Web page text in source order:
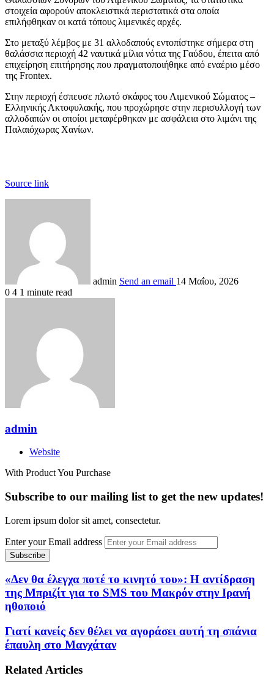
στοιχεία αφορούν αποκλειστικά περιστατικά στα οποία
επιλήφθηκαν οι κατά τόπους λιμενικές αρχές.
Στο μεταξύ λέμβος με 31 αλλοδαπούς εντοπίστηκε σήμερα στη
θαλάσσια περιοχή 42 ναυτικά μίλια νότια της Γαύδου, έπειτα από
επιχείρηση επιτήρησης που πραγματοποιήθηκε από εναέριο μέσο
της Frontex.
Στην περιοχή έσπευσε πλωτό σκάφος του Λιμενικού Σώματος –
Ελληνικής Ακτοφυλακής, που προχώρησε στην περισυλλογή των
αλλοδαπών οι οποίοι μεταφέρθηκαν με ασφάλεια στο λιμάνι της
Παλαιόχωρας Χανίων.
Source link
admin Send an email 14 Μαΐου, 2026
0 4 1 minute read
admin
Website
With Product You Purchase
Subscribe to our mailing list to get the new updates!
Lorem ipsum dolor sit amet, consectetur.
Enter your Email address
«Δεν θα έλεγχα ποτέ το κινητό του»: Η αντίδραση
της Μπριζίτ για το SMS του Μακρόν στην Ιρανή
ηθοποιό
Γιατί κανείς δεν θέλει να αγοράσει αυτή τη σπάνια
έπαυλη στο Μανχάταν
Related Articles